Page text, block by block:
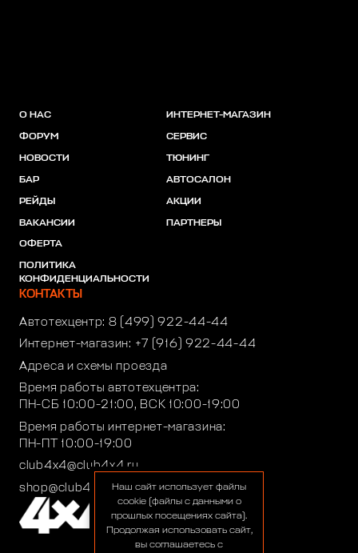
О НАС
ФОРУМ
НОВОСТИ
БАР
РЕЙДЫ
ВАКАНСИИ
ОФЕРТА
ПОЛИТИКА
КОНФИДЕНЦИАЛЬНОСТИ
ИНТЕРНЕТ-МАГАЗИН
СЕРВИС
ТЮНИНГ
АВТОСАЛОН
АКЦИИ
ПАРТНЕРЫ
КОНТАКТЫ
Автотехцентр: 8 (499) 922-44-44
Интернет-магазин: +7 (916) 922-44-44
Адреса и схемы проезда
Время работы автотехцентра:
ПН-СБ 10:00-21:00, ВСК 10:00-19:00
Время работы интернет-магазина:
ПН-ПТ 10:00-19:00
club4x4@club4x4.ru
shop@club4x4.ruНаш сайт использует файлы
cookie (файлы с данными о
прошлых посещениях сайта).
Продолжая использовать сайт,
вы соглашаетесь с